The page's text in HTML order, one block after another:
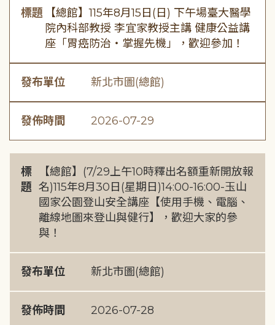
標題
【總館】115年8月15日(日) 下午場臺大醫學
院內科部教授 李宜家教授主講 健康公益講
座「胃癌防治・掌握先機」，歡迎參加！
發布單位 新北市圖(總館)
發佈時間 2026-07-29
標
題
【總館】(7/29上午10時釋出名額重新開放報
名)115年8月30日(星期日)14:00-16:00-玉山
國家公園登山安全講座【使用手機、電腦、
離線地圖來登山與健行】，歡迎大家的參
與！
發布單位 新北市圖(總館)
發佈時間 2026-07-28